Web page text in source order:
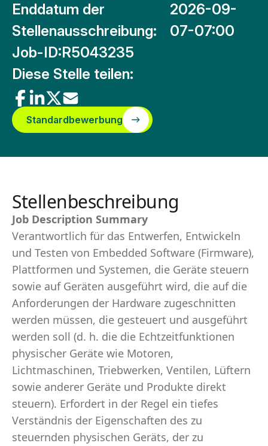
Enddatum der
Stellenausschreibung:
2026-09-
07-07:00
Job-ID:R5043235
Diese Stelle teilen:
Standardbewerbung
Stellenbeschreibung
Job Description Summary
Verantwortlich für das Entwerfen, Entwickeln
und Testen von Embedded Software (Firmware),
Plattformen und Systemen, die Geräte steuern
sowie auf Geräten ausgeführt wird, die auf die
Anforderungen der Hardware zugeschnitten
werden müssen, die gesteuert und ausgeführt
werden soll (d. h. die die Echtzeitfunktionen
physischer Geräte wie Motoren,
Lichtmaschinen, Triebwerken, Ventilen, Lüftern
sowie anderer Geräte und Produkte direkt
steuern). Erfordert in der Regel ein tiefes
Verständnis der Eigenschaften des zu
steuernden physischen Geräts, der zu